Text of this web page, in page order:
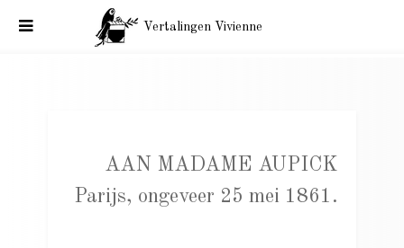
Vertalingen Vivienne
AAN MADAME AUPICK
Parijs, ongeveer 25 mei 1861.